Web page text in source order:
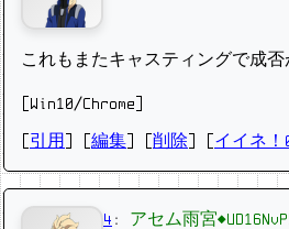
これもまたキャスティングで成
[Win10/Chrome]
引用 編集 削除 イイネ！
4 : アセム雨宮